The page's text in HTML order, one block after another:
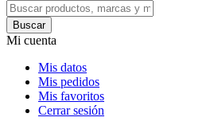
Buscar
Mi cuenta
Mis datos
Mis pedidos
Mis favoritos
Cerrar sesión